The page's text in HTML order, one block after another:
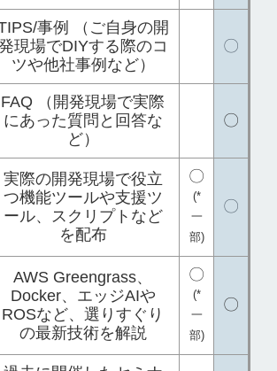
事例 （ご自身の開
現場でDIYする際のコ
ツや他社事例など）
〇
FAQ （開発現場で実際
にあった質問と回答な
ど）
〇
実際の開発現場で役立
つ機能ツールや支援ツ
ール、スクリプトなど
を配布
〇
(*
一
部)
〇
AWS Greengrass、
Docker、エッジAIや
ROSなど、選りすぐり
の最新技術を解説
〇
(*
一
部)
〇